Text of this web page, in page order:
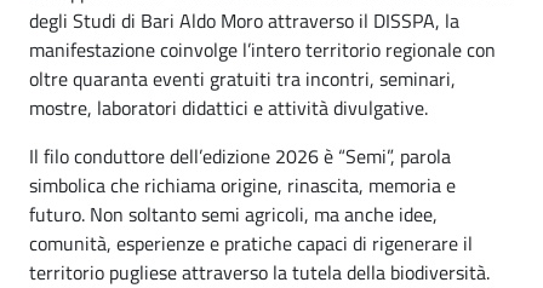
degli Studi di Bari Aldo Moro attraverso il DISSPA, la
manifestazione coinvolge l’intero territorio regionale con
oltre quaranta eventi gratuiti tra incontri, seminari,
mostre, laboratori didattici e attività divulgative.
Il filo conduttore dell’edizione 2026 è “Semi”, parola
simbolica che richiama origine, rinascita, memoria e
futuro. Non soltanto semi agricoli, ma anche idee,
comunità, esperienze e pratiche capaci di rigenerare il
territorio pugliese attraverso la tutela della biodiversità.